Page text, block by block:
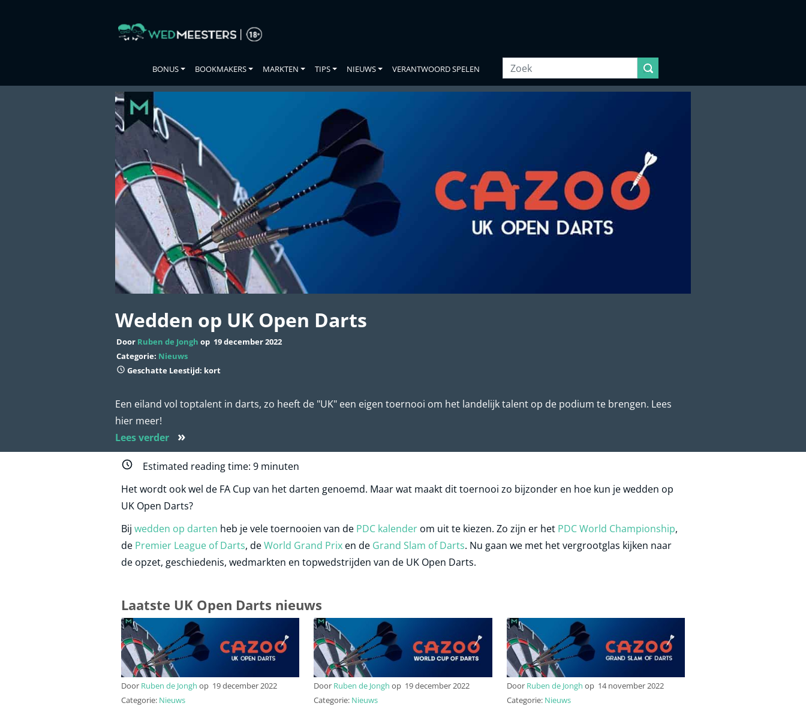
BONUS BOOKMAKERS MARKTEN TIPS NIEUWS VERANTWOORD SPELEN
Wedden op UK Open Darts
Door Ruben de Jongh op 19 december 2022
Categorie: Nieuws
Geschatte Leestijd: kort
Een eiland vol toptalent in darts, zo heeft de "UK" een eigen toernooi om het landelijk talent op de podium te brengen. Lees
hier meer!
Lees verder
»
Estimated reading time: 9 minuten
Het wordt ook wel de FA Cup van het darten genoemd. Maar wat maakt dit toernooi zo bijzonder en hoe kun je wedden op
UK Open Darts?
Bij wedden op darten heb je vele toernooien van de PDC kalender om uit te kiezen. Zo zijn er het PDC World Championship,
de Premier League of Darts, deWorld Grand Prix en de Grand Slam of Darts. Nu gaan we met het vergrootglas kijken naar
de opzet, geschiedenis, wedmarkten en topwedstrijden van de UK Open Darts.
Laatste UK Open Darts nieuws
Door Ruben de Jongh op 19 december 2022
Categorie: Nieuws
Door Ruben de Jongh op 19 december 2022
Categorie: Nieuws
Door Ruben de Jongh op 14 november 2022
Categorie: Nieuws